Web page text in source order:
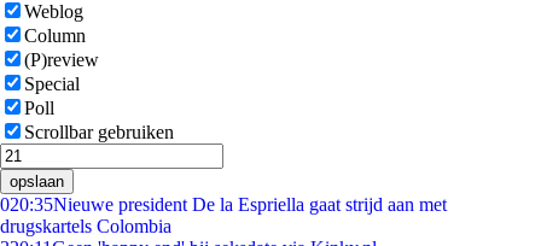
Weblog
Column
(P)review
Special
Poll
Scrollbar gebruiken
opslaan
020:35Nieuwe president De la Espriella gaat strijd aan met
drugskartels Colombia